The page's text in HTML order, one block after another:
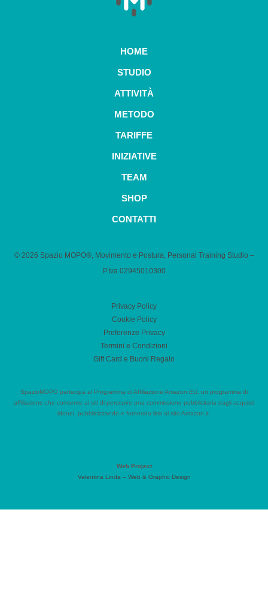
HOME
STUDIO
ATTIVITÀ
METODO
TARIFFE
INIZIATIVE
TEAM
SHOP
CONTATTI
© 2026 Spazio MOPO®, Movimento e Postura, Personal Training Studio –
P.Iva 0​2945010300
Privacy Policy
Cookie Policy
Preferenze Privacy
Termini e Condizioni
Gift Card e Buoni Regalo
SpazioMOPO partecipa al Programma di Affiliazione Amazon EU, un programma di
affiliazione che consente ai siti di percepire una commissione pubblicitaria dagli acquisti
idonei, pubblicizzando e fornendo link al sito Amazon.it.
Web Project
Valentina Linda – Web & Graphic Design